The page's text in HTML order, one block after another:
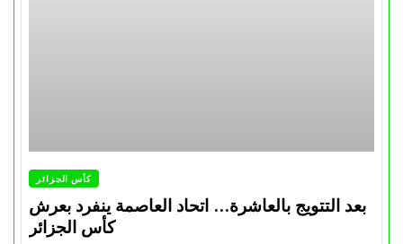
كأس الجزائر
بعد التتويج بالعاشرة… اتحاد العاصمة ينفرد بعرش
كأس الجزائر